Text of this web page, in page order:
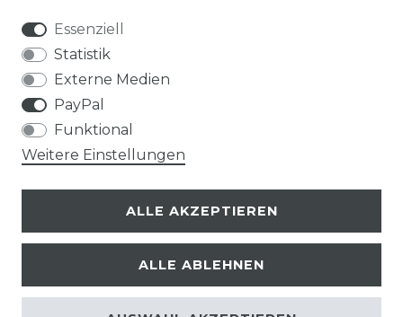
© Copyright 2026 | Alle Rechte vorbehalten.
Essenziell
Statistik
Externe Medien
PayPal
Funktional
Weitere Einstellungen
ALLE AKZEPTIEREN
ALLE ABLEHNEN